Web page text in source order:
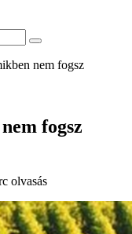
nem fogsz
fogsz
olvasás